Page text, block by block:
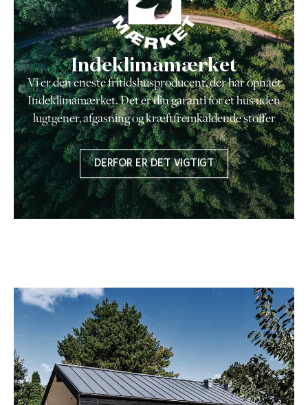
Indeklimamærket
Vi er den eneste fritidshusproducent, der har opnået
Indeklimamærket. Det er din garanti for et hus uden
lugtgener, afgasning og kræftfremkaldende stoffer
DERFOR ER DET VIGTIGT